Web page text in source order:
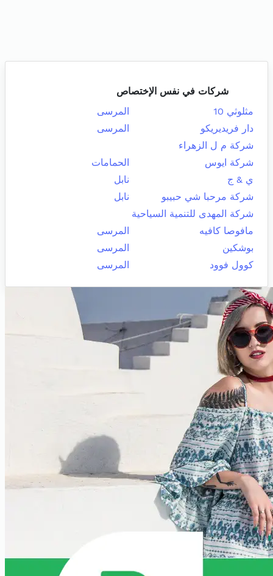
شركات في نفس الإختصاص
مثلوثي 10
المرسى
دار فريديريكو
المرسى
شركة م ل الزهراء
شركة ايوس
الحمامات
ي & ج
نابل
شركة مرحبا شي حبيبو
نابل
شركة المهدى للتنمية السياحية
مافوصا كافيه
المرسى
بوشكين
المرسى
كوول فوود
المرسى